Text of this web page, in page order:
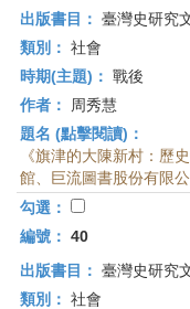
出版書目： 臺灣史研究
類別： 社會
時期(主題)： 戰後
作者：
周秀慧
題名 (點擊閱讀)：
《旗津的大陳新村：歷
館、巨流圖書股份有限公
勾選：
編號： 40
出版書目： 臺灣史研究
類別： 社會